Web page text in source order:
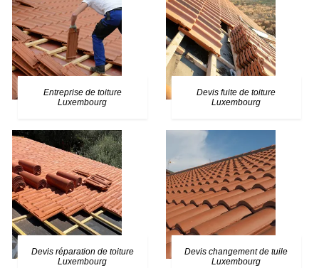
Entreprise de toiture
Luxembourg
Devis fuite de toiture
Luxembourg
Devis réparation de toiture
Luxembourg
Devis changement de tuile
Luxembourg